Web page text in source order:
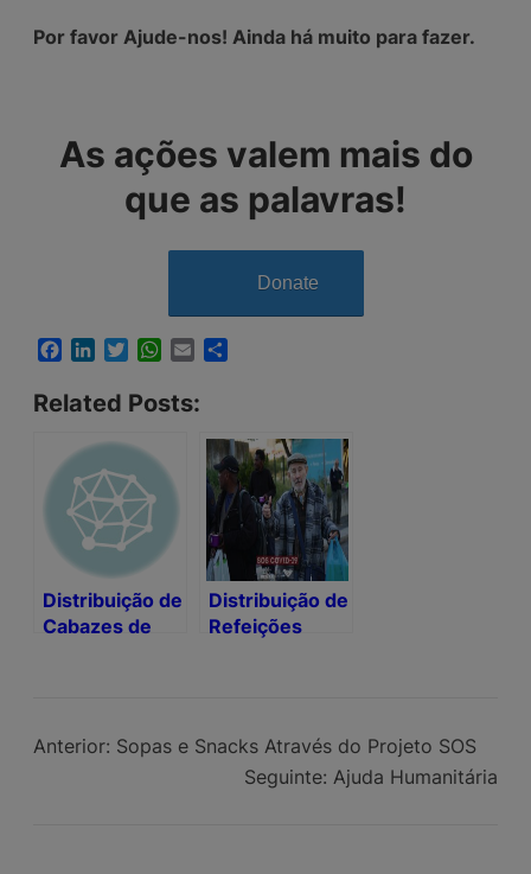
Por favor Ajude-nos! Ainda há muito para fazer.
As ações valem mais do
que as palavras!
Donate
Facebook
LinkedInTwitterWhatsApp
Email
Related Posts:
Distribuição de
Cabazes de
Distribuição de
Refeições
Anterior: Sopas e Snacks Através do Projeto SOS
Seguinte: Ajuda Humanitária